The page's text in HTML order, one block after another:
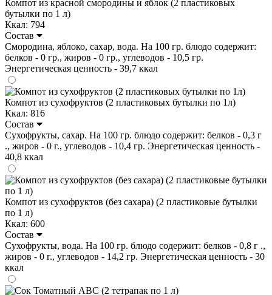
Компот из красной смородины и яблок (2 пластиковых
бутылки по 1 л)
Ккал: 794
Состав
Смородина, яблоко, сахар, вода. На 100 гр. блюдо содержит:
белков - 0 гр., жиров - 0 гр., углеводов - 10,5 гр.
Энергетическая ценность - 39,7 ккал
Компот из сухофруктов (2 пластиковых бутылки по 1л)
Ккал: 816
Состав
Сухофрукты, сахар. На 100 гр. блюдо содержит: белков - 0,3 г
., жиров - 0 г., углеводов - 10,4 гр. Энергетическая ценность -
40,8 ккал
Компот из сухофруктов (без сахара) (2 пластиковые бутылки
по 1 л)
Ккал: 600
Состав
Сухофрукты, вода. На 100 гр. блюдо содержит: белков - 0,8 г .,
жиров - 0 г., углеводов - 14,2 гр. Энергетическая ценность - 30
ккал